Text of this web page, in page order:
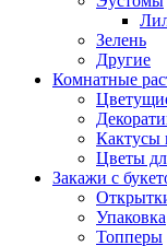
Зелень
Другие
Комнатные
Кактусы
Цветы
Закажи с
Упаковка
Топперы